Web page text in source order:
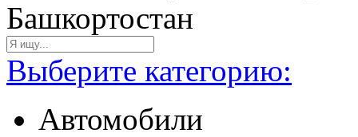
Башкортостан
Выберите категорию:
Автомобили